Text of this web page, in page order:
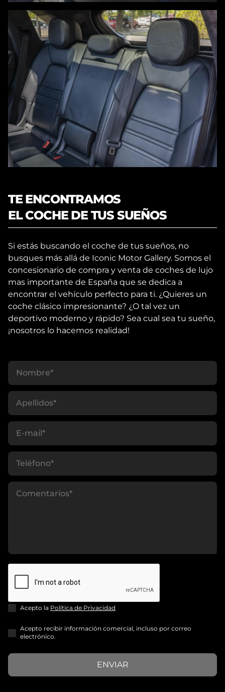
TE ENCONTRAMOS
EL COCHE DE TUS SUEÑOS
Si estás buscando el coche de tus sueños, no
busques más allá de Iconic Motor Gallery. Somos el
concesionario de compra y venta de coches de lujo
mas importante de España que se dedica a
encontrar el vehículo perfecto para ti. ¿Quieres un
coche clásico impresionante? ¿O tal vez un
deportivo moderno y rápido? Sea cual sea tu sueño,
¡nosotros lo hacemos realidad!
Acepto la Política de Privacidad
Acepto recibir información comercial, incluso por correo
electrónico.
ENVIAR